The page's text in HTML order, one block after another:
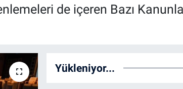
de içeren Bazı
Yükleniyor...